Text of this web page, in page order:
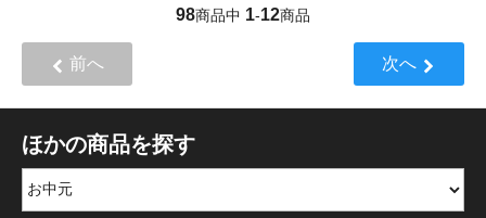
98商品中 1-12商品
前へ 次へ
ほかの商品を探す